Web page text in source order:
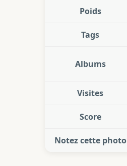
Poids
Tags
Albums
Visites
Score
Notez cette photo